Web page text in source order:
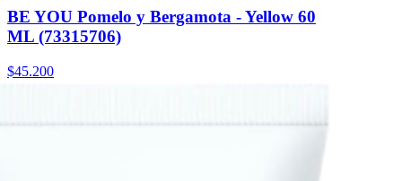
BE YOU Pomelo y Bergamota - Yellow 60
ML (73315706)
$45.200